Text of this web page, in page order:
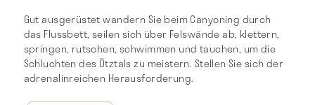
Gut ausgerüstet wandern Sie beim Canyoning durch
das Flussbett, seilen sich über Felswände ab, klettern,
springen, rutschen, schwimmen und tauchen, um die
Schluchten des Ötztals zu meistern. Stellen Sie sich der
adrenalinreichen Herausforderung.